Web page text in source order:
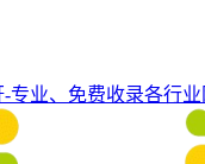
-专业、免费收录各行